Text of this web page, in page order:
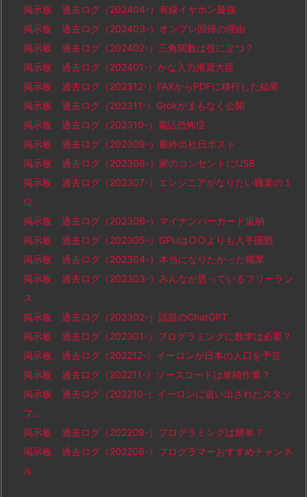
掲示板 過去ログ（202404-）有線イヤホン最強
掲示板 過去ログ（202403-）オンプレ回帰の理由
掲示板 過去ログ（202402-）三角関数は役に立つ？
掲示板 過去ログ（202401-）かな入力推奨大臣
掲示板 過去ログ（202312-）FAXからPDFに移行した結果
掲示板 過去ログ（202311-）Grokがまもなく公開
掲示板 過去ログ（202310-）電話恐怖症
掲示板 過去ログ（202309-）最終出社日ポスト
掲示板 過去ログ（202308-）家のコンセントにUSB
掲示板 過去ログ（202307-）エンジニアがなりたい職業の１
位
掲示板 過去ログ（202306-）マイナンバーカード返納
掲示板 過去ログ（202305-）GPUは○○よりも入手困難
掲示板 過去ログ（202304-）本当になりたかった職業
掲示板 過去ログ（202303-）みんなが思っているフリーラン
ス
掲示板 過去ログ（202302-）話題のChatGPT
掲示板 過去ログ（202301-）プログラミングに数学は必要？
掲示板 過去ログ（202212-）イーロンが日本の人口を予言
掲示板 過去ログ（202211-）ソースコードは単純作業？
掲示板 過去ログ（202210-）イーロンに追い出されたスタッ
フ…
掲示板 過去ログ（202209-）プログラミングは簡単？
掲示板 過去ログ（202208-）プログラマーおすすめチャンネ
ル